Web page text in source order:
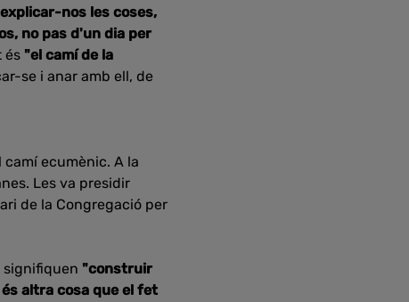
nos les coses,
no pas d'un dia per
és "el camí de la
se i anar amb ell, de
ecumènic. A la
Les va presidir
de la Congregació per
signifiquen "construir
altra cosa que el fet